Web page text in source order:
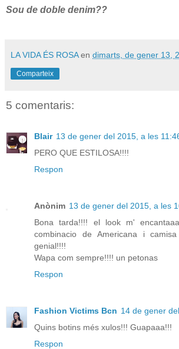
Sou de doble denim??
LA VIDA ÉS ROSA en dimarts, de gener 13,
Comparteix
5 comentaris:
Blair 13 de gener del 2015, a les
PERO QUE ESTILOSA!!!!
Respon
Anònim 13 de gener del 2015, a les
Bona tarda!!!! el look m'
combinacio de Americana i
genial!!!!
Wapa com sempre!!!! un petonas
Respon
Fashion Victims Bcn 14 de gener
Quins botins més xulos!!! Guapaaa!!!
Respon